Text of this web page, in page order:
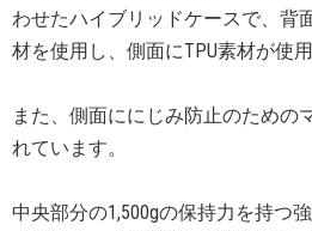
わせたハイブリッドケースで、背
材を使用し、側面にTPU素材が使
また、側面ににじみ防止のための
れています。
中央部分の1,500gの保持力を持つ